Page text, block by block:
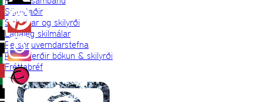
Sölustaðir
Skilmálar og skilyrði
Lagaleg skilmálar
Persónuverndarstefna
Prjónaferðir bókun & skilyrði
Fréttabréf